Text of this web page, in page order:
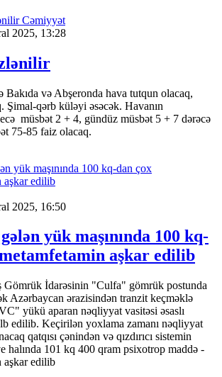
Cəmiyyət
2025, 13:28
Bakıda və Abşeronda hava tutqun olacaq,
Şimal-qərb küləyi əsəcək. Havanın
müsbət 2 + 4, gündüz müsbət 5 + 7 dərəcə
75-85 faiz olacaq.
2025, 16:50
yük maşınında 100 kq-
aşkar edilib
Gömrük İdarəsinin "Culfa" gömrük postunda
Azərbaycan ərazisindən tranzit keçməklə
yükü aparan nəqliyyat vasitəsi əsaslı
edilib. Keçirilən yoxlama zamanı nəqliyyat
qatqısı çənindən və qızdırıcı sistemin
halında 101 kq 400 qram psixotrop maddə -
aşkar edilib